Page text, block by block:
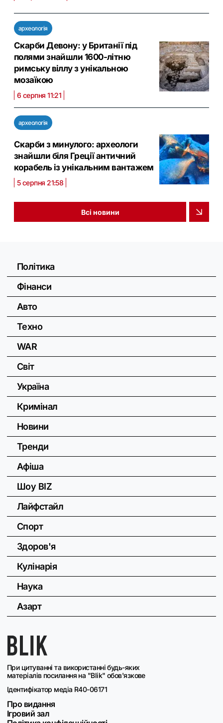
археологія
Скарби Девону: у Британії під
полями знайшли 1600-літню
римську віллу з унікальною
мозаїкою
6 серпня 11:21
археологія
Скарби з минулого: археологи
знайшли біля Греції античний
корабель із унікальним вантажем
5 серпня 21:58
Всі новини
При цитуванні та використанні будь-яких
матеріалів посилання на "Blik" обов'язкове
Ідентифікатор медіа R40-06171
Про видання
Ігровий зал
Політика
Фінанси
Авто
Техно
WAR
Світ
Україна
Кримінал
Новини
Тренди
Афіша
Шоу BIZ
Лайфстайл
Спорт
Здоров'я
Кулінарія
Наука
Азарт